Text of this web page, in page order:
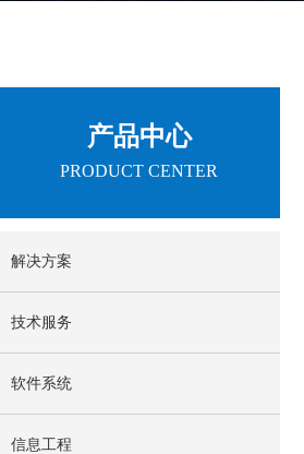
产品中心
PRODUCT CENTER
解决方案
技术服务
软件系统
信息工程